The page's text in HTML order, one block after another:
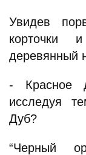
Увидев
корточки
деревянный
- Красное
исследуя
Дуб?
“Черный